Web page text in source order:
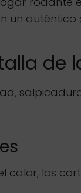
un auténtico
de
los